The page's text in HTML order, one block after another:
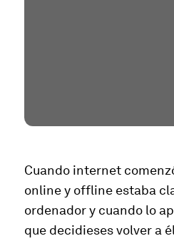
Cuando internet
online y offline estaba
ordenador y cuando lo
que decidieses volver a